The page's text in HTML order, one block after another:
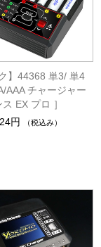
】44368 単3/ 単4
AAA チャージャー
EX プロ ］
円
（税込み）